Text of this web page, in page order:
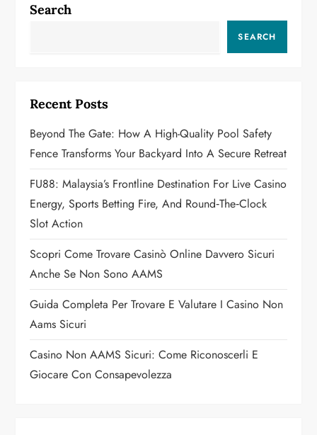
a
g
a
t
i
o
n
Search
SEARCH
Recent Posts
Beyond The Gate: How A High-Quality Pool Safety
Fence Transforms Your Backyard Into A Secure Retreat
FU88: Malaysia’s Frontline Destination For Live Casino
Energy, Sports Betting Fire, And Round‑the‑Clock
Slot Action
Scopri Come Trovare Casinò Online Davvero Sicuri
Anche Se Non Sono AAMS
Guida Completa Per Trovare E Valutare I Casino Non
Aams Sicuri
Casino Non AAMS Sicuri: Come Riconoscerli E
Giocare Con Consapevolezza